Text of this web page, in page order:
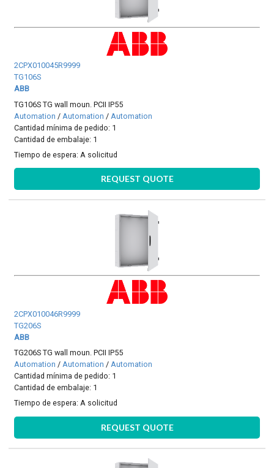
2CPX010045R9999
TG106S
ABB
TG106S TG wall moun. PCII IP55
Automation / Automation / Automation
Cantidad mínima de pedido: 1
Cantidad de embalaje: 1
Tiempo de espera: A solicitud
REQUEST QUOTE
2CPX010046R9999
TG206S
ABB
TG206S TG wall moun. PCII IP55
Automation /Automation /Automation
Cantidad mínima de pedido: 1
Cantidad de embalaje: 1
Tiempo de espera:A solicitud
REQUEST QUOTE